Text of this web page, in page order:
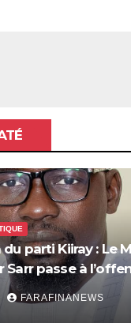
parti Kiiray : Le
Sarr passe à
FARAFINANEWS